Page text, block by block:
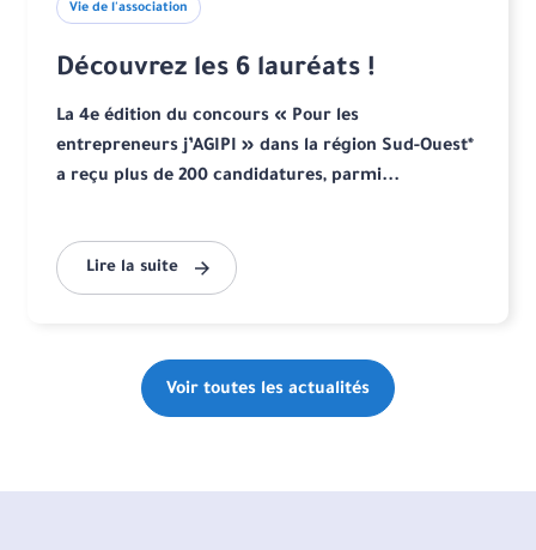
Vie de l'association
Découvrez les 6 lauréats !
La 4e édition du concours « Pour les
entrepreneurs j’AGIPI » dans la région Sud-Ouest*
a reçu plus de 200 candidatures, parmi...
Lire la suite
Voir toutes les actualités